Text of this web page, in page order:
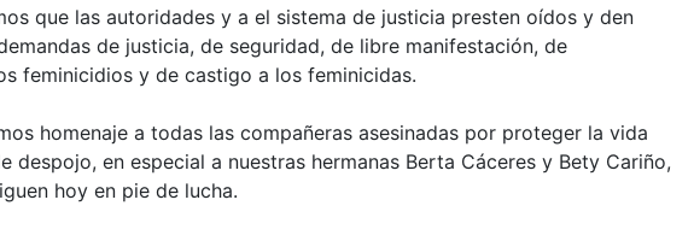
que las autoridades y a el sistema de justicia presten oídos y den
de justicia, de seguridad, de libre manifestación, de
feminicidios y de castigo a los feminicidas.
homenaje a todas las compañeras asesinadas por proteger la vida
despojo, en especial a nuestras hermanas Berta Cáceres y Bety Cariño,
hoy en pie de lucha.